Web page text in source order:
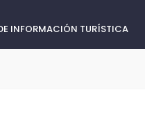
INFORMACIÓN TURÍSTICA